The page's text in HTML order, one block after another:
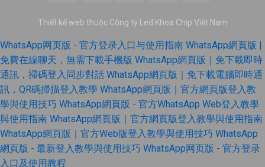
Thiết kế web thuộc Công ty Led Khoa Chip Việt Nam
WhatsApp网页版 - 官方登录入口与使用指南 WhatsApp網頁版 |
免費在線聊天，無需下載手機版 WhatsApp網頁版｜免下載即時
通訊，掃碼登入同步對話 WhatsApp網頁版｜免下載電腦即時通
訊，QR碼掃描登入教學 WhatsApp網頁版｜官方網頁版登入教
學與使用技巧 WhatsApp網頁版 - 官方WhatsApp Web登入教學
與使用指南 WhatsApp網頁版｜官方網頁版登入教學與使用指南
WhatsApp網頁版｜官方Web版登入教學與使用技巧 WhatsApp
網頁版 - 最新登入教學與使用技巧 WhatsApp网页版 - 官方登录
入口及使用教程